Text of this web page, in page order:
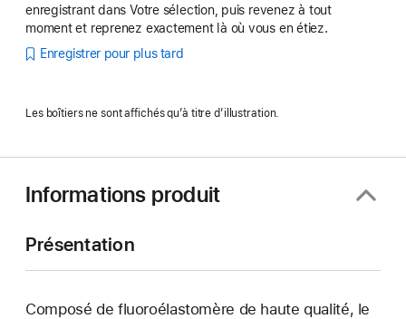
enregistrant dans Votre sélection, puis revenez à tout
moment et reprenez exactement là où vous en étiez.
Enregistrer pour plus tard
Les boîtiers ne sont affichés qu’à titre d’illustration.
Informations produit
Présentation
Composé de fluoroélastomère de haute qualité, le